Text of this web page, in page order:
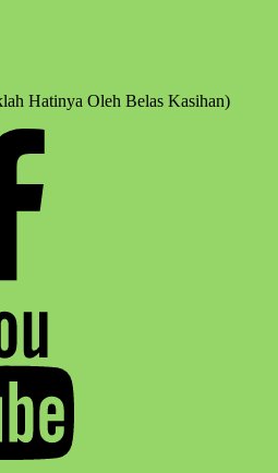
Hatinya Oleh Belas Kasihan)